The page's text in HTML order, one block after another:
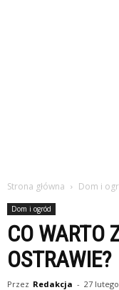
Strona główna Dom i
Dom i ogród
CO WARTO
OSTRAWIE?
Przez Redakcja - 27